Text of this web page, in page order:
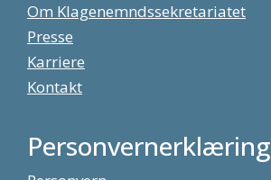
Om Klagenemndssekretariatet
Presse
Karriere
Kontakt
Personvernerklæring